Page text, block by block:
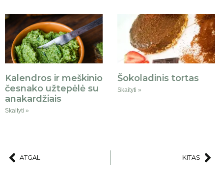
Kalendros ir meškinio
česnako užtepėlė su
anakardžiais
Skaityti »
Šokoladinis tortas
Skaityti »
ATGAL KITAS